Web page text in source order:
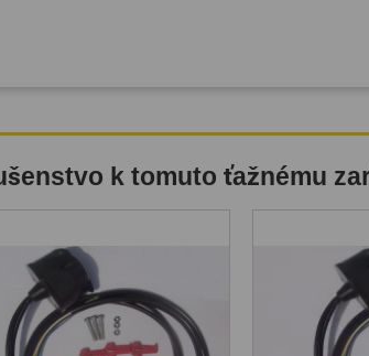
k tomuto ťažnému